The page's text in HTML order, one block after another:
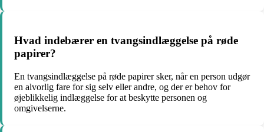
Hvad indebærer en tvangsindlæggelse på røde
papirer?
En tvangsindlæggelse på røde papirer sker, når en person udgør
en alvorlig fare for sig selv eller andre, og der er behov for
øjeblikkelig indlæggelse for at beskytte personen og
omgivelserne.